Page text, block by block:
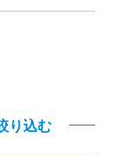
り込む